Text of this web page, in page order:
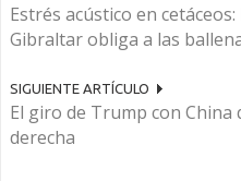
Estrés acústico en
Gibraltar obliga a las
SIGUIENTE ARTÍCULO
El giro de Trump con China
derecha